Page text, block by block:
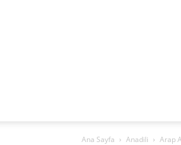
Ana Sayfa Anadili Arap